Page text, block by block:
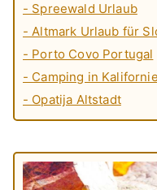
- Spreewald Urlaub
- Altmark Urlaub für
- Porto Covo Portugal
- Camping in
- Opatija Altstadt